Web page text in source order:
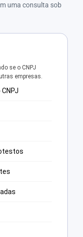
uma consulta sob
se o CNPJ
empresas.